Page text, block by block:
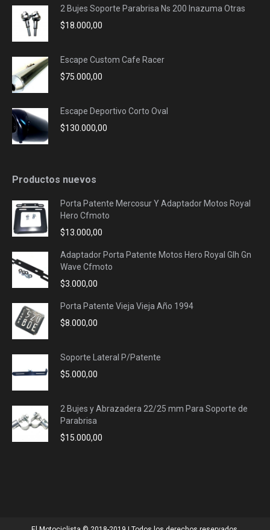
2 Bujes Soporte Parabrisa Ns 200 Inazuma Otras
$18.000,00
Escape Custom Cafe Racer
$75.000,00
Escape Deportivo Corto Oval
$130.000,00
Productos nuevos
Porta Patente Mercosur Y Adaptador Motos Royal
Hero Cfmoto
$13.000,00
Adaptador Porta Patente Motos Hero Royal Glh Gn
Wave Cfmoto
$3.000,00
Porta Patente Vieja Vieja Año 1994
$8.000,00
Soporte Lateral P/Patente
$5.000,00
2 Bujes y Abrazadera 22/25 mm Para Soporte de
Parabrisa
$15.000,00